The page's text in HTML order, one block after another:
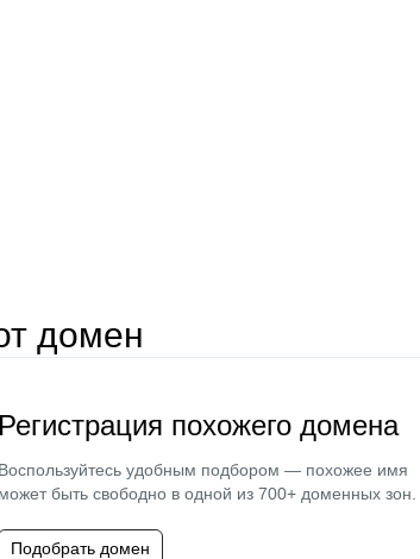
домен
Регистрация похожего домена
Воспользуйтесь удобным подбором — похожее имя
может быть свободно в одной из 700+ доменных зон.
Подобрать домен